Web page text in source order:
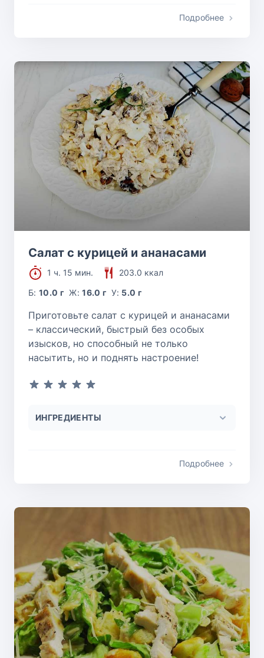
Подробнее
Салат с курицей и ананасами
1 ч. 15 мин.
203.0 ккал
Б:10.0 г Ж:16.0 г У: 5.0 г
Приготовьте салат с курицей и ананасами
– классический, быстрый без особых
изысков, но способный не только
насытить, но и поднять настроение!
ИНГРЕДИЕНТЫ
Подробнее